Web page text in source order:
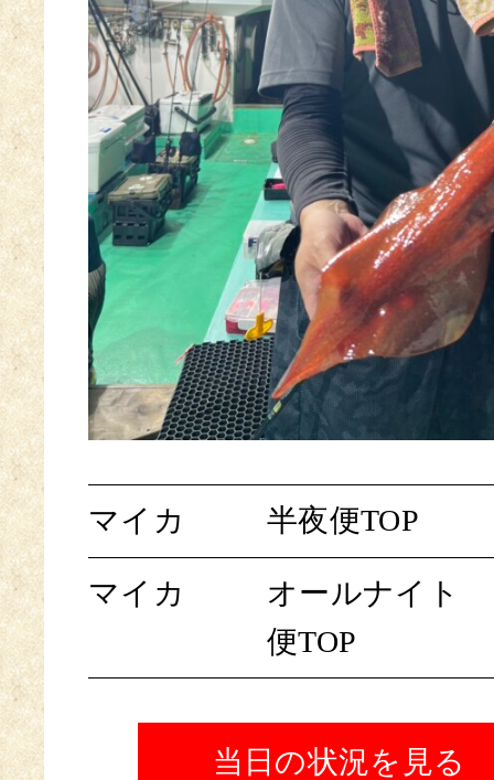
マイカ 半夜便TOP
マイカ
オールナイト
便TOP
当日の状況を見る